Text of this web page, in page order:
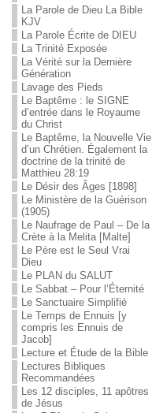
La Parole de Dieu La Bible
KJV
La Parole Écrite de DIEU
La Trinité Exposée
La Vérité sur la Dernière
Génération
Lavage des Pieds
Le Baptême : le SIGNE
d’entrée dans le Royaume
du Christ
Le Baptême, la Nouvelle Vie
d’un Chrétien. Également la
doctrine de la trinité de
Matthieu 28:19
Le Désir des Âges [1898]
Le Ministère de la Guérison
(1905)
Le Naufrage de Paul – De la
Crète à la Melita [Malte]
Le Père est le Seul Vrai
Dieu
Le PLAN du SALUT
Le Sabbat – Pour l’Éternité
Le Sanctuaire Simplifié
Le Temps de Ennuis [y
compris les Ennuis de
Jacob]
Lecture et Étude de la Bible
Lectures Bibliques
Recommandées
Les 12 disciples, 11 apôtres
de Jésus